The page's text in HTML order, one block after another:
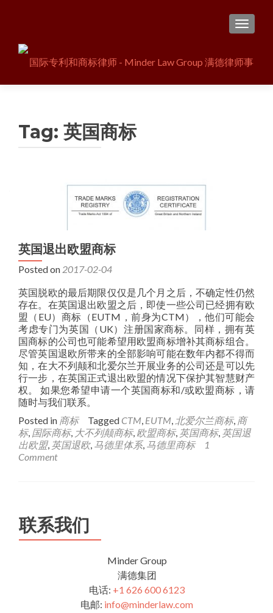
Tag: 英国商标
英国退出欧盟商标
Posted on 2017-02-04
英国脱欧的最后期限仅仅是几个月之后，不确定性仍然
存在。在英国退出欧盟之后，即使一些公司已经拥有欧
盟（EU）商标（EUTM，前身为CTM），他们可能会
考虑专门为英国（UK）注册国家商标。同样，拥有英
国商标的公司也可能希望用欧盟商标增补其商标组合。
尽管英国退欧所带来的全部影响可能在数年内都不得而
知，在大不列颠和北爱尔兰开展业务的公司还是可以先
行一步，在英国正式退出欧盟的情况下保护其智慧财产
权。 如果您希望申请一个英国商标和/或欧盟商标，请
随时与我们联系。
Posted in 商标 Tagged CTM, EUTM, 北爱尔兰商标, 商
标, 国际商标, 大不列颠商标, 欧盟商标, 英国商标, 英国退
出欧盟, 英国退欧, 马德里体系, 马德里商标
1
Comment
联系我们
Minder Group
满德集团
电话: +1 626 600 6123
电邮: info@minderlaw.com